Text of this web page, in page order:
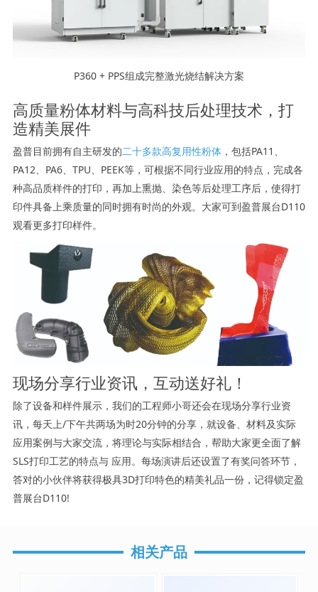
P360 + PPS组成完整激光烧结解决方案
高质量粉体材料与高科技后处理技术，打
造精美展件
盈普目前拥有自主研发的二十多款高复用性粉体，包括PA11、
PA12、PA6、TPU、PEEK等，可根据不同行业应用的特点，完成各
种高品质样件的打印，再加上熏抛、染色等后处理工序后，使得打
印件具备上乘质量的同时拥有时尚的外观。大家可到盈普展台D110
观看更多打印样件。
现场分享行业资讯，互动送好礼！
除了设备和样件展示，我们的工程师小哥还会在现场分享行业资
讯，每天上/下午共两场为时20分钟的分享，就设备、材料及实际
应用案例与大家交流，将理论与实际相结合，帮助大家更全面了解
SLS打印工艺的特点与 应用。每场演讲后还设置了有奖问答环节，
答对的小伙伴将获得极具3D打印特色的精美礼品一份，记得锁定盈
普展台D110!
相关产品